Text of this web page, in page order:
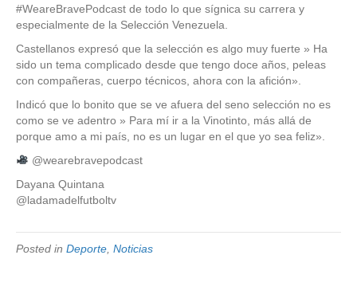
#WeareBravePodcast de todo lo que sígnica su carrera y
especialmente de la Selección Venezuela.
Castellanos expresó que la selección es algo muy fuerte » Ha
sido un tema complicado desde que tengo doce años, peleas
con compañeras, cuerpo técnicos, ahora con la afición».
Indicó que lo bonito que se ve afuera del seno selección no es
como se ve adentro » Para mí ir a la Vinotinto, más allá de
porque amo a mi país, no es un lugar en el que yo sea feliz».
@wearebravepodcast
Dayana Quintana
@ladamadelfutboltv
Posted in Deporte Noticias